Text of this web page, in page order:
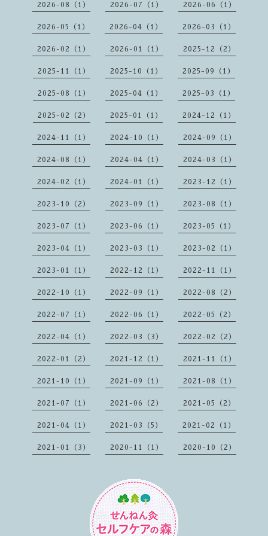
2026-08（1） 2026-07（1） 2026-06（1）
2026-05（1） 2026-04（1） 2026-03（1）
2026-02（1） 2026-01（1） 2025-12（2）
2025-11（1） 2025-10（1） 2025-09（1）
2025-08（1） 2025-04（1） 2025-03（1）
2025-02（2） 2025-01（1） 2024-12（1）
2024-11（1） 2024-10（1） 2024-09（1）
2024-08（1） 2024-04（1） 2024-03（1）
2024-02（1） 2024-01（1） 2023-12（1）
2023-10（2） 2023-09（1） 2023-08（1）
2023-07（1） 2023-06（1） 2023-05（1）
2023-04（1） 2023-03（1） 2023-02（1）
2023-01（1） 2022-12（1） 2022-11（1）
2022-10（1） 2022-09（1） 2022-08（2）
2022-07（1） 2022-06（1） 2022-05（2）
2022-04（1） 2022-03（3） 2022-02（2）
2022-01（2） 2021-12（1） 2021-11（1）
2021-10（1） 2021-09（1） 2021-08（1）
2021-07（1） 2021-06（2） 2021-05（2）
2021-04（1） 2021-03（5） 2021-02（1）
2021-01（3） 2020-11（1） 2020-10（2）